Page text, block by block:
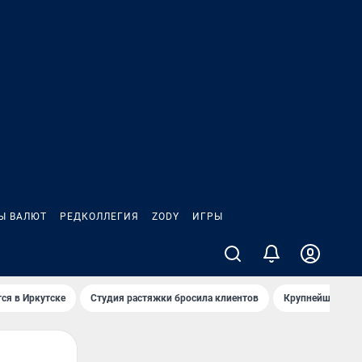
ВАЛЮТ РЕДКОЛЛЕГИЯ ZODY ИГРЫ
в Иркутске Студия растяжки бросила клиентов Крупнейшие